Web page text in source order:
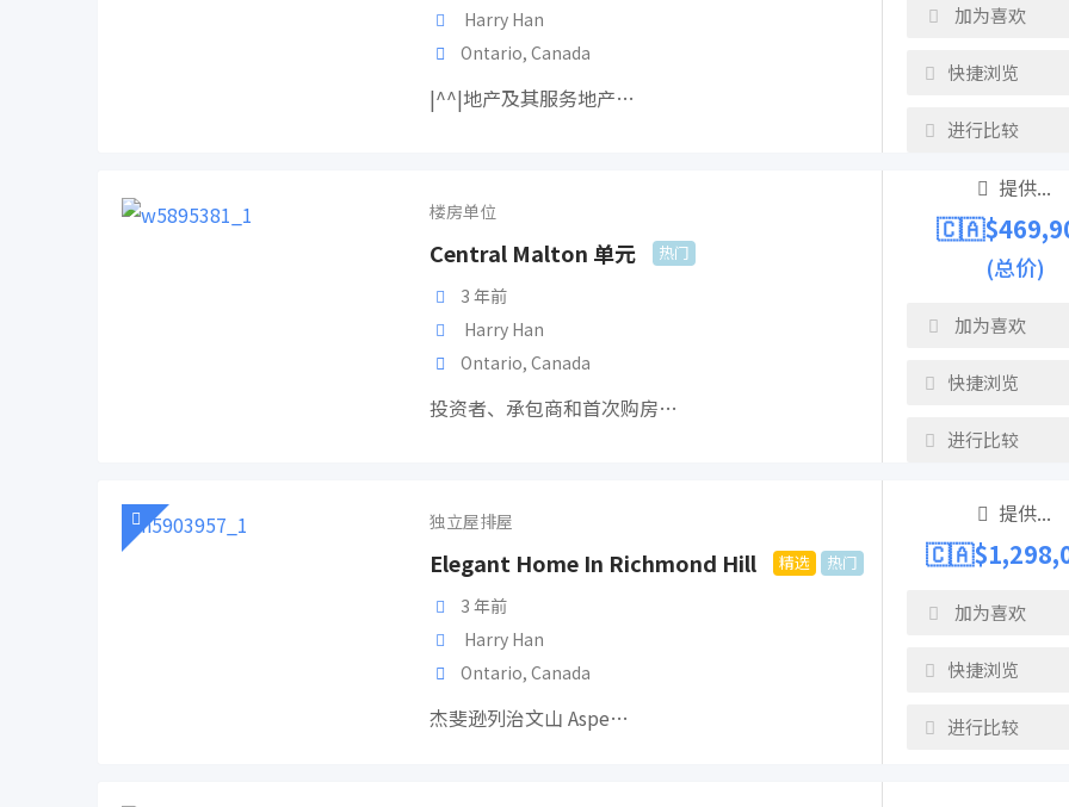
Harry Han
Ontario, Canada
|^^|地产及其服务地产…
加为喜欢
快捷浏览
进行比较
楼房单位
Central Malton 单元 热门
3 年前
Harry Han
Ontario, Canada
投资者、承包商和首次购房…
提供...
🇨🇦$
(总价)
加为喜欢
快捷浏览
进行比较
独立屋排屋
Elegant Home In Richmond Hill 精选 热门
3 年前
Harry Han
Ontario, Canada
杰斐逊列治文山 Aspe…
提供...
🇨🇦$
加为喜欢
快捷浏览
进行比较